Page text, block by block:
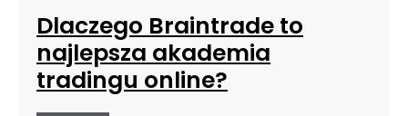
Dlaczego Braintrade to
najlepsza akademia
tradingu online?